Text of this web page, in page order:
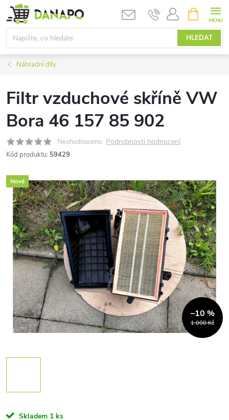
Přejít
na
obsah
HLEDAT
NÁKUPNÍ
KOŠÍK
Náhradní díly
Filtr vzduchové skříně VW
Bora 46 157 85 902
Neohodnoceno Podrobnosti hodnocení
Kód produktu: 59429
Nové
1 000 Kč
–10 %
Skladem 1 ks